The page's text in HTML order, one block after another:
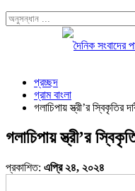
প্রচ্ছদ
গ্রাম বাংলা
গলাচিপায় স্ত্রী’র স্বিকৃতির
গলাচিপায় স্ত্রী’র
প্রকাশিত: এপ্রি ২৪, ২০২৪